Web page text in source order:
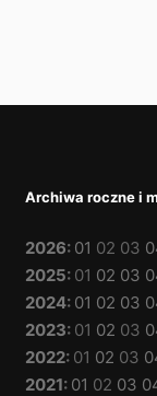
Archiwa roczne i
2026: 01 02 03
2025: 01 02 03
2024: 01 02 03
2023: 01 02 03
2022: 01 02 03
2021: 01 02 03